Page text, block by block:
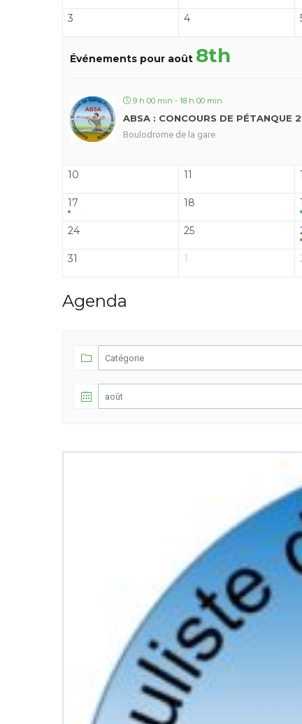
3 4
Événements pour août 8th
9 h 00 min - 18 h 00 min
ABSA : CONCOURS DE PÉTANQUE
Boulodrome de la gare
10 11
17 18
24 25
31 1
Agenda